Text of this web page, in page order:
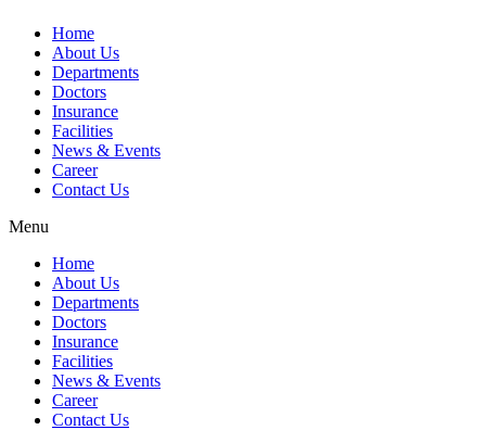
Home
About Us
Departments
Doctors
Insurance
Facilities
News & Events
Career
Contact Us
Menu
Home
About Us
Departments
Doctors
Insurance
Facilities
News & Events
Career
Contact Us